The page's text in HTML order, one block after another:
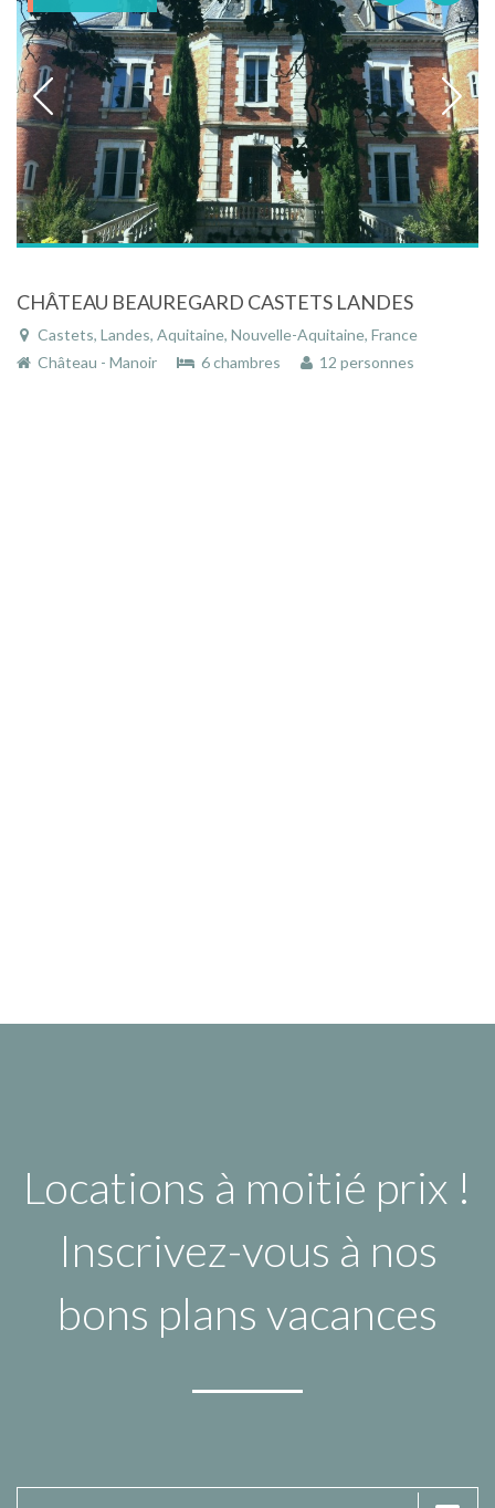
CHÂTEAU BEAUREGARD CASTETS LANDES
Castets, Landes, Aquitaine, Nouvelle-Aquitaine, France
Château - Manoir
6 chambres 12 personnes
Locations à moitié prix !
Inscrivez-vous à nos
bons plans vacances